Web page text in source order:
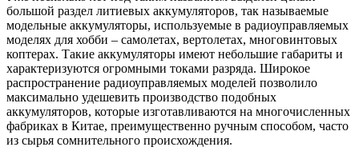
большой раздел литиевых аккумуляторов, так называемые
модельные аккумуляторы, используемые в радиоуправляемых
моделях для хобби – самолетах, вертолетах, многовинтовых
коптерах. Такие аккумуляторы имеют небольшие габариты и
характеризуются огромными токами разряда. Широкое
распространение радиоуправляемых моделей позволило
максимально удешевить производство подобных
аккумуляторов, которые изготавливаются на многочисленных
фабриках в Китае, преимущественно ручным способом, часто
из сырья сомнительного происхождения.